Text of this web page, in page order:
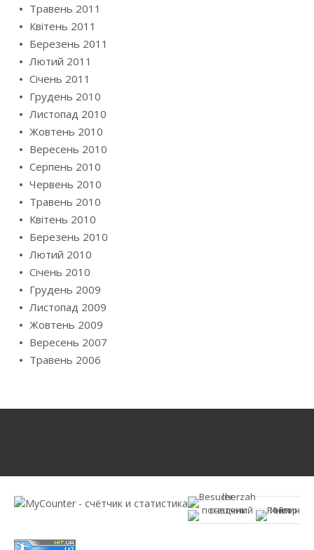
Травень 2011
Квітень 2011
Березень 2011
Лютий 2011
Січень 2011
Грудень 2010
Листопад 2010
Жовтень 2010
Вересень 2010
Серпень 2010
Червень 2010
Травень 2010
Квітень 2010
Березень 2010
Лютий 2010
Січень 2010
Грудень 2009
Листопад 2009
Жовтень 2009
Вересень 2007
Травень 2006